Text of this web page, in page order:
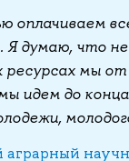
оплачиваем
Я думаю, что
мы
идем до
аграрный